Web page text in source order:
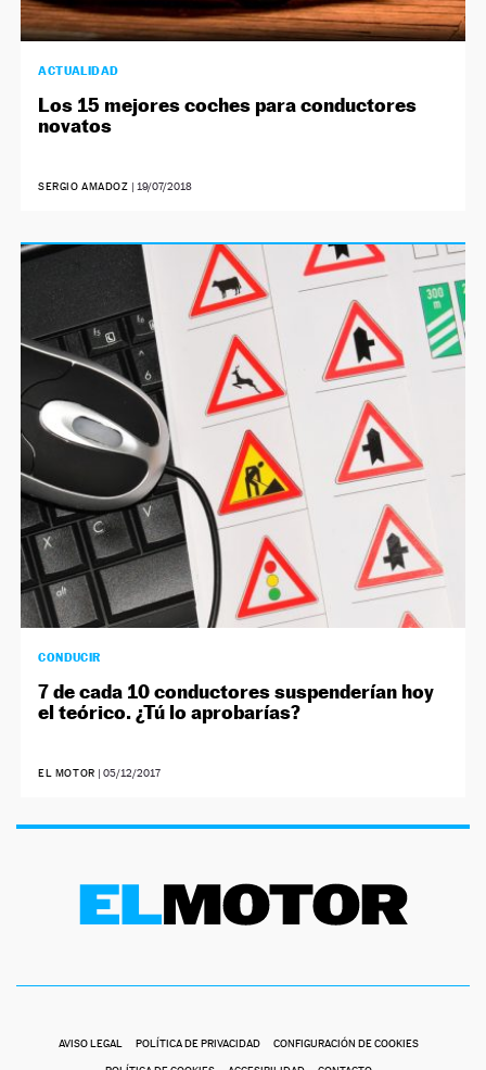
ACTUALIDAD
Los 15 mejores coches para conductores
novatos
SERGIO AMADOZ | 19/07/2018
CONDUCIR
7 de cada 10 conductores suspenderían hoy
el teórico. ¿Tú lo aprobarías?
EL MOTOR | 05/12/2017
AVISO LEGAL POLÍTICA DE PRIVACIDAD CONFIGURACIÓN DE COOKIES